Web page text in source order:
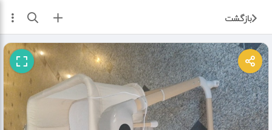
بازگشت ثبت آگهی